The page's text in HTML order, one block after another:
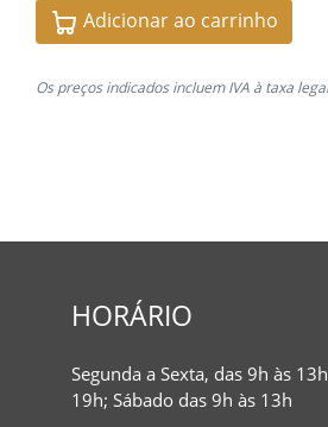
Adicionar ao carrinho
Os preços indicados incluem IVA à taxa
HORÁRIO
Segunda a Sexta, das 9h às
19h; Sábado das 9h às 13h